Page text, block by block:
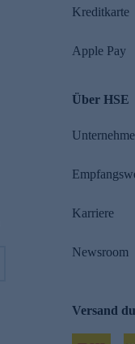
Kreditkarte
Apple Pay
Über HSE
Karriere
Newsroom
Versand